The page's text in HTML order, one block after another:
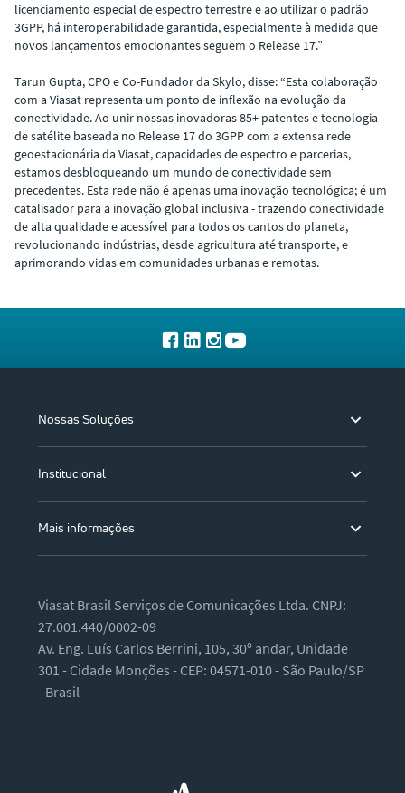
licenciamento especial de espectro terrestre e ao utilizar o padrão
3GPP, há interoperabilidade garantida, especialmente à medida que
novos lançamentos emocionantes seguem o Release 17.”
Tarun Gupta, CPO e Co-Fundador da Skylo, disse: “Esta colaboração
com a Viasat representa um ponto de inflexão na evolução da
conectividade. Ao unir nossas inovadoras 85+ patentes e tecnologia
de satélite baseada no Release 17 do 3GPP com a extensa rede
geoestacionária da Viasat, capacidades de espectro e parcerias,
estamos desbloqueando um mundo de conectividade sem
precedentes. Esta rede não é apenas uma inovação tecnológica; é um
catalisador para a inovação global inclusiva - trazendo conectividade
de alta qualidade e acessível para todos os cantos do planeta,
revolucionando indústrias, desde agricultura até transporte, e
aprimorando vidas em comunidades urbanas e remotas.
Nossas Soluções
Institucional
Mais informações
Viasat Brasil Serviços de Comunicações Ltda. CNPJ:
27.001.440/0002-09
Av. Eng. Luís Carlos Berrini, 105, 30º andar, Unidade
301 - Cidade Monções - CEP: 04571-010 - São Paulo/SP
- Brasil